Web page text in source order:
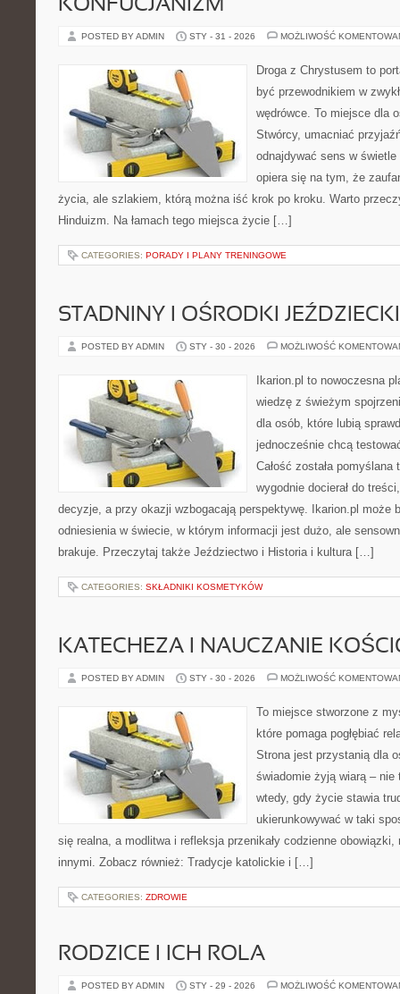
KONFUCJANIZM
POSTED BY ADMIN STY - 31 - 2026 MOŻLIWOŚĆ
Droga z Chrystusem to
być przewodnikiem w
wędrówce. To miejsce dla
Stwórcy, umacniać
odnajdywać sens w świetle
opiera się na tym, że
życia, ale szlakiem, którą można iść krok po kroku. Warto
Hinduizm. Na łamach tego miejsca życie […]
CATEGORIES: PORADY I PLANY TRENINGOWE
STADNINY I OŚRODKI
POSTED BY ADMIN STY - 30 - 2026 MOŻLIWOŚĆ
Ikarion.pl to nowoczesna
wiedzę z świeżym
dla osób, które lubią
jednocześnie chcą
Całość została
wygodnie docierał do
decyzje, a przy okazji wzbogacają perspektywę. Ikarion.pl może
odniesienia w świecie, w którym informacji jest dużo, ale
brakuje. Przeczytaj także Jeździectwo i Historia i kultura […]
CATEGORIES: SKŁADNIKI KOSMETYKÓW
KATECHEZA I NAUCZANIE
POSTED BY ADMIN STY - 30 - 2026 MOŻLIWOŚĆ
To miejsce stworzone z
które pomaga pogłębiać
Strona jest przystanią dla
świadomie żyją wiarą –
wtedy, gdy życie stawia
ukierunkowywać w taki
się realna, a modlitwa i refleksja przenikały codzienne
innymi. Zobacz również: Tradycje katolickie i […]
CATEGORIES: ZDROWIE
RODZICE I ICH ROLA
POSTED BY ADMIN STY - 29 - 2026 MOŻLIWOŚĆ